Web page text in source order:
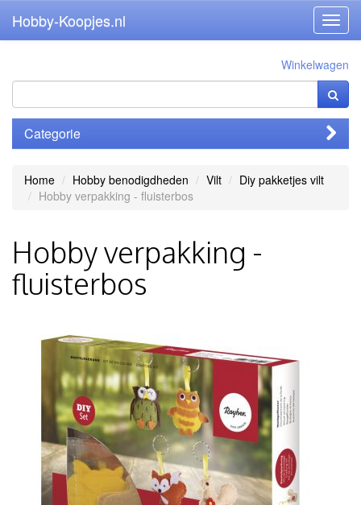
Hobby-Koopjes.nl
Winkelwagen
Categorie
Home Hobby benodigdheden Vilt
Diy pakketjes vilt
Hobby verpakking - fluisterbos
Hobby verpakking -
fluisterbos